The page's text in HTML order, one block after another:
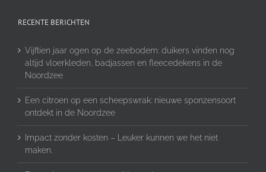
RECENTE BERICHTEN
Vijftien jaar ogen op de zeebodem: duikers vinden nog
altijd vloerkleden, badjassen en fleecedekens in de
Noordzee
Een citroen op een scheepswrak: nieuwe sponzensoort
ontdekt in de Noordzee
Impact zonder kosten – Leuker kunnen we het niet
maken.